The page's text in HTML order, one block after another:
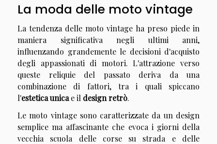
La moda delle moto vintage
La tendenza delle moto vintage ha preso piede in
maniera significativa negli ultimi anni,
influenzando grandemente le decisioni d'acquisto
degli appassionati di motori. L'attrazione verso
queste reliquie del passato deriva da una
combinazione di fattori, tra i quali spiccano
l'estetica unicae il design retrò.
Le moto vintage sono caratterizzate da un design
semplice ma affascinante che evoca i giorni della
vecchia scuola delle corse su strada e delle